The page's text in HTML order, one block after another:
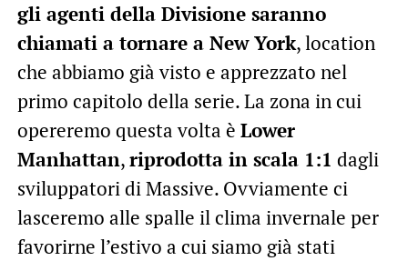
gli agenti della Divisione saranno
chiamati a tornare a New York, location
che abbiamo già visto e apprezzato nel
primo capitolo della serie. La zona in cui
opereremo questa volta è Lower
Manhattan,riprodotta in scala 1:1 dagli
sviluppatori di Massive. Ovviamente ci
lasceremo alle spalle il clima invernale per
favorirne l’estivo a cui siamo già stati